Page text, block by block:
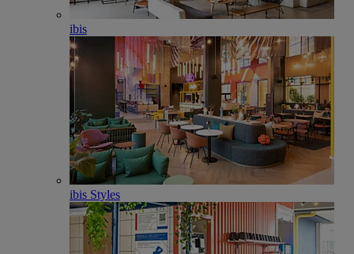
ibis
ibis Styles